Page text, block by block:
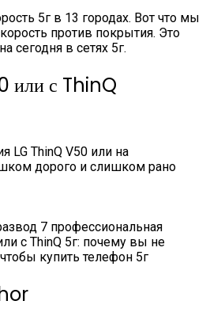
5г в 13 городах. Вот что мы
против покрытия. Это
сегодня в сетях 5г.
или с ThinQ
LG ThinQ V50 или на
дорого и слишком рано
7 профессиональная
с ThinQ 5г: почему вы не
купить телефон 5г